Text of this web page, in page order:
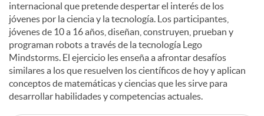
internacional que pretende despertar el interés de los
jóvenes por la ciencia y la tecnología. Los participantes,
jóvenes de 10 a 16 años, diseñan, construyen, prueban y
programan robots a través de la tecnología Lego
Mindstorms. El ejercicio les enseña a afrontar desafíos
similares a los que resuelven los científicos de hoy y aplican
conceptos de matemáticas y ciencias que les sirve para
desarrollar habilidades y competencias actuales.